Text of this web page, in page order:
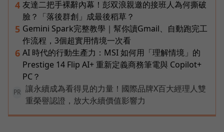
4 友達二把手裸辭內幕！彭双浪親邀的接班人為何撕破
臉？「落後群創」成最後稻草？
5 Gemini Spark完整教學｜幫你讀Gmail、自動跑完工
作流程，3個超實用情境一次看
6 AI 時代的行動生產力：MSI 如何用「理解情境」的
Prestige 14 Flip AI+ 重新定義商務筆電與 Copilot+
PC？
PR
讓永續成為看得見的力量！國際品牌X百大經理人雙
重榮譽認證，放大永續價值影響力